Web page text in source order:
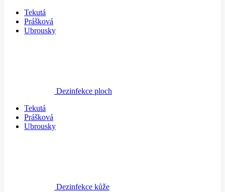
Tekutá
Prášková
Ubrousky
Dezinfekce ploch
Tekutá
Prášková
Ubrousky
Dezinfekce kůže